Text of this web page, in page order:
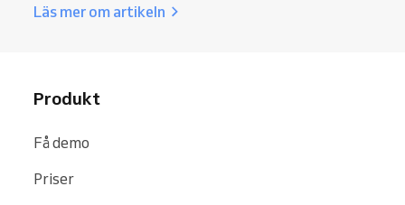
Läs mer om artikeln
Produkt
Få demo
Priser